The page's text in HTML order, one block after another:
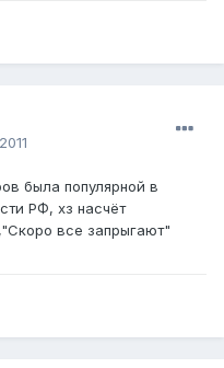
была популярной в
РФ, хз насчёт
все запрыгают"